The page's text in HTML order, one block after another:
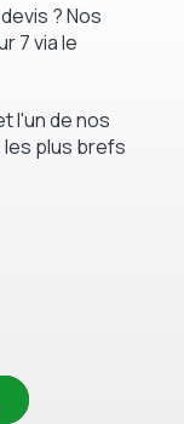
? Nos
7 via le
l'un de nos
plus brefs